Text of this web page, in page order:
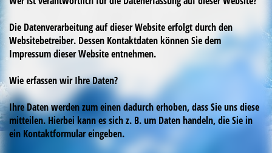
Die Datenverarbeitung auf dieser Website erfolgt durch den
Websitebetreiber. Dessen Kontaktdaten können Sie dem
Impressum dieser Website entnehmen.
Wie erfassen wir Ihre Daten?
Ihre Daten werden zum einen dadurch erhoben, dass Sie uns diese
mitteilen. Hierbei kann es sich z. B. um Daten handeln, die Sie in
ein Kontaktformular eingeben.